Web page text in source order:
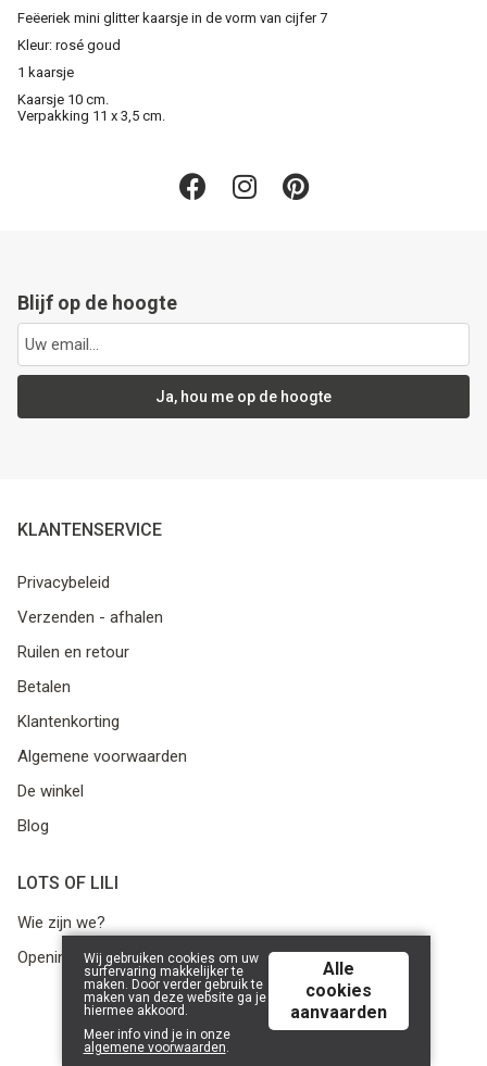
Feëeriek mini glitter kaarsje in de vorm van cijfer 7
Kleur: rosé goud
1 kaarsje
Kaarsje 10 cm.
Verpakking 11 x 3,5 cm.
Blijf op de hoogte
Ja, hou me op de hoogte
KLANTENSERVICE
Privacybeleid
Verzenden - afhalen
Ruilen en retour
Betalen
Klantenkorting
Algemene voorwaarden
De winkel
Blog
LOTS OF LILI
Wie zijn we?
Openingsuren
© 2026 Lots of Lili | Powered by
Wij gebruiken cookies om uw
surfervaring makkelijker te
maken. Door verder gebruik te
maken van deze website ga je
hiermee akkoord.
Meer info vind je in onze
algemene voorwaarden.
Alle
cookies
aanvaarden